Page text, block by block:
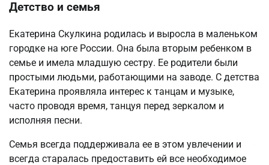
Детство и семья
Екатерина Скулкина родилась и выросла в маленьком
городке на юге России. Она была вторым ребенком в
семье и имела младшую сестру. Ее родители были
простыми людьми, работающими на заводе. С детства
Екатерина проявляла интерес к танцам и музыке,
часто проводя время, танцуя перед зеркалом и
исполняя песни.
Семья всегда поддерживала ее в этом увлечении и
всегда старалась предоставить ей все необходимое